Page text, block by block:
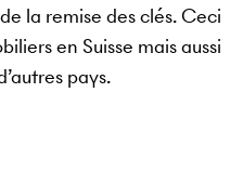
la remise des clés. Ceci
en Suisse mais aussi
pays.